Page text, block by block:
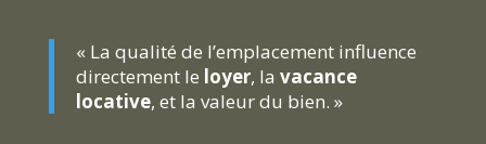
« La qualité de l’emplacement influence
directement le loyer, la vacance
locative, et la valeur du bien. »